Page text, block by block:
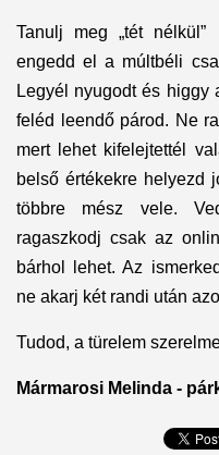
Tanulj meg „tét
engedd el a múltbéli
Legyél nyugodt és higgy
feléd leendő párod. Ne
mert lehet kifelejtettél
belső értékekre helyezd
többre mész vele.
ragaszkodj csak az
bárhol lehet. Az
ne akarj két randi után
Tudod, a türelem
Mármarosi Melinda -